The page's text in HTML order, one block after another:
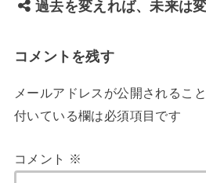
過去を変えれば、未来は
コメントを残す
メールアドレスが公開されるこ
付いている欄は必須項目です
コメント ※